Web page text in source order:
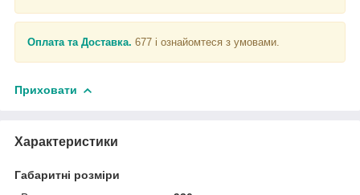
Оплата та Доставка. 677 і ознайомтеся з умовами.
Приховати
Характеристики
Габаритні розміри